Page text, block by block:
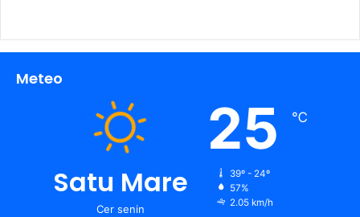
Meteo
Satu Mare
Cer senin
25 ℃
39º - 24º
57%
2.05 km/h